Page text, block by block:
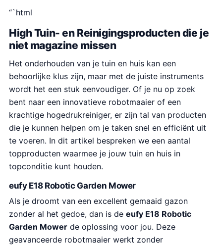
“`html
High Tuin- en Reinigingsproducten die je
niet magazine missen
Het onderhouden van je tuin en huis kan een
behoorlijke klus zijn, maar met de juiste instruments
wordt het een stuk eenvoudiger. Of je nu op zoek
bent naar een innovatieve robotmaaier of een
krachtige hogedrukreiniger, er zijn tal van producten
die je kunnen helpen om je taken snel en efficiënt uit
te voeren. In dit artikel bespreken we een aantal
topproducten waarmee je jouw tuin en huis in
topconditie kunt houden.
eufy E18 Robotic Garden Mower
Als je droomt van een excellent gemaaid gazon
zonder al het gedoe, dan is de eufy E18 Robotic
Garden Mower de oplossing voor jou. Deze
geavanceerde robotmaaier werkt zonder